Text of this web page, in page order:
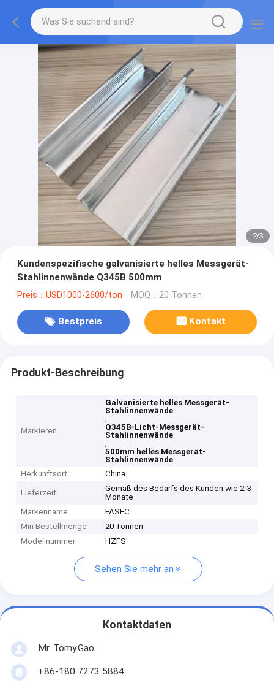
2/3
Kundenspezifische galvanisierte helles Messgerät-
Stahlinnenwände Q345B 500mm
Preis：USD1000-2600/ton MOQ：20 Tonnen
Bestpreis Kontakt
Produkt-Beschreibung
Markieren
Galvanisierte helles Messgerät-
Stahlinnenwände
,
Q345B-Licht-Messgerät-
Stahlinnenwände
,
500mm helles Messgerät-
Stahlinnenwände
Herkunftsort
China
Lieferzeit
Gemäß des Bedarfs des Kunden wie 2-3
Monate
Markenname
FASEC
Min Bestellmenge
20 Tonnen
Modellnummer
HZFS
Sehen Sie mehr an
Kontaktdaten
Mr. Tomy.Gao
+86-180 7273 5884